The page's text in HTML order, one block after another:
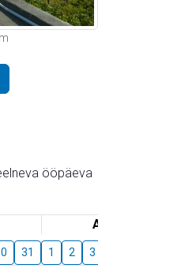
ööpäeva
August
31 1 2 3